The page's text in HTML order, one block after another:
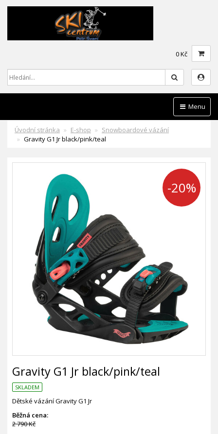
0 Kč
Menu
Úvodní stránka E-shop
Snowboardové vázání
Gravity G1 Jr black/pink/teal
-20%
Gravity G1 Jr black/pink/teal
SKLADEM
Dětské vázání Gravity G1 Jr
Běžná cena:
2 790 Kč